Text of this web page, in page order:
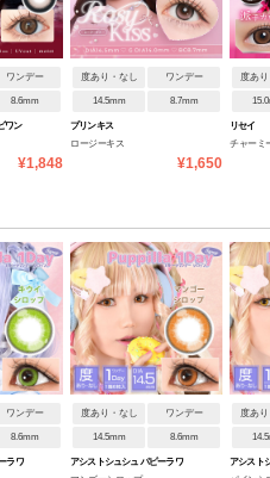
ワンデー
8.6mm
ワン
¥1,848
度あり・なし ワンデー
14.5mm 8.7mm
プリンキス
ロージーキス
¥1,650
度あ
リセイ
チャーミ
ワンデー
8.6mm
ラワ
度あり・なし ワンデー
14.5mm 8.6mm
アシストシュシュ パピーラワ
度あ
アシスト